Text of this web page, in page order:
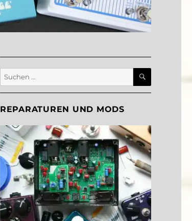
Suche
nach:
SUCHEN
REPARATUREN UND MODS